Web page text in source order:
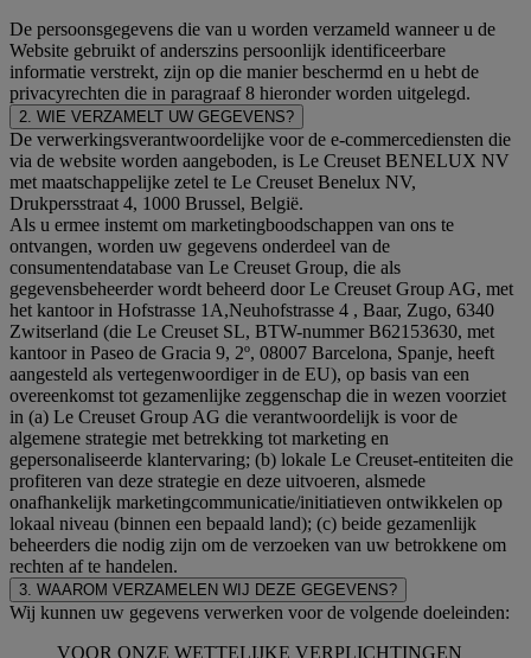
De persoonsgegevens die van u worden verzameld wanneer u de
Website gebruikt of anderszins persoonlijk identificeerbare
informatie verstrekt, zijn op die manier beschermd en u hebt de
privacyrechten die in paragraaf 8 hieronder worden uitgelegd.
2. WIE VERZAMELT UW GEGEVENS?
De verwerkingsverantwoordelijke voor de e-commercediensten die
via de website worden aangeboden, is Le Creuset BENELUX NV
met maatschappelijke zetel te Le Creuset Benelux NV,
Drukpersstraat 4, 1000 Brussel, België.
Als u ermee instemt om marketingboodschappen van ons te
ontvangen, worden uw gegevens onderdeel van de
consumentendatabase van Le Creuset Group, die als
gegevensbeheerder wordt beheerd door Le Creuset Group AG, met
het kantoor in Hofstrasse 1A,Neuhofstrasse 4 , Baar, Zugo, 6340
Zwitserland (die Le Creuset SL, BTW-nummer B62153630, met
kantoor in Paseo de Gracia 9, 2º, 08007 Barcelona, Spanje, heeft
aangesteld als vertegenwoordiger in de EU), op basis van een
overeenkomst tot gezamenlijke zeggenschap die in wezen voorziet
in (a) Le Creuset Group AG die verantwoordelijk is voor de
algemene strategie met betrekking tot marketing en
gepersonaliseerde klantervaring; (b) lokale Le Creuset-entiteiten die
profiteren van deze strategie en deze uitvoeren, alsmede
onafhankelijk marketingcommunicatie/initiatieven ontwikkelen op
lokaal niveau (binnen een bepaald land); (c) beide gezamenlijk
beheerders die nodig zijn om de verzoeken van uw betrokkene om
rechten af te handelen.
3. WAAROM VERZAMELEN WIJ DEZE GEGEVENS?
Wij kunnen uw gegevens verwerken voor de volgende doeleinden:
VOOR ONZE WETTELIJKE VERPLICHTINGEN